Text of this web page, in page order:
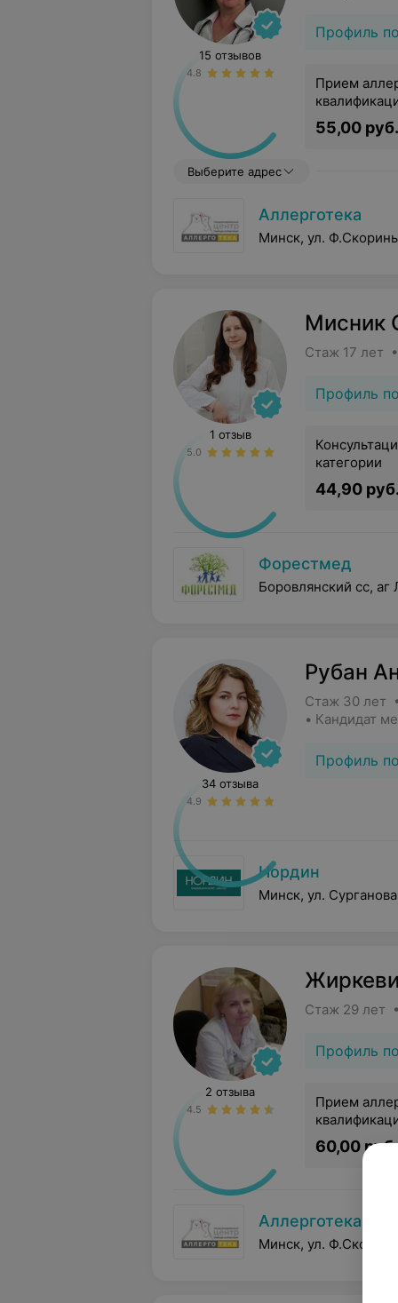
Профиль
15 отзывов
4.8
Прием
55,00 руб.
Выберите адрес
Аллерготека
Минск, ул.
Мисник
Стаж 17 лет
Профиль
1 отзыв
5.0
категории
44,90 руб.
Форестмед
Боровлянский сс,
Рубан
Стаж 30 лет
• Кандидат
Профиль
34 отзыва
4.9
Нордин
Минск, ул.
Стаж 29 лет
Профиль
2 отзыва
4.5
Прием
60,00 руб.
Аллерготека
Минск, ул.